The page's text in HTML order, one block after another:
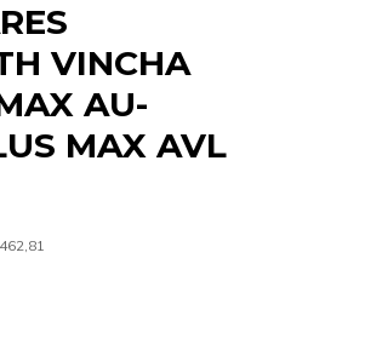
VINCHA
AU-
MAX AVL